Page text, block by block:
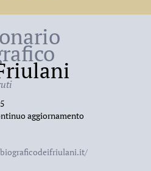
aggiornamento